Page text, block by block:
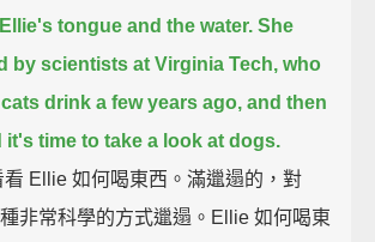
tongue and the water. She
by scientists at Virginia Tech, who
drink a few years ago, and then
it's time to take a look at dogs.
Ellie 如何喝東西。滿邋遢的，對
非常科學的方式邋遢。Ellie 如何喝東